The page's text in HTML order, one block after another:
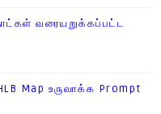
வரையறுக்கப்பட்ட
Map உருவாக்க Prompt